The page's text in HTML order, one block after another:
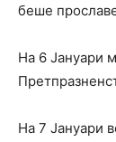
беше
На 6 Јануари
На 7 Јануари